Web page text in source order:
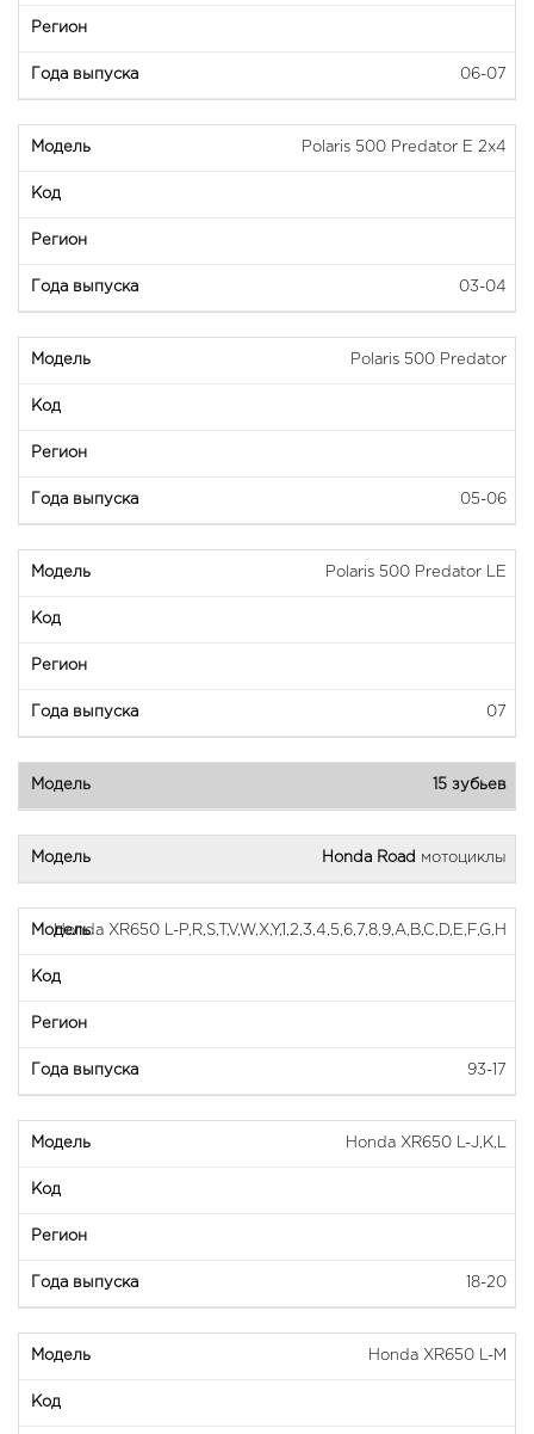
06-07
Polaris 500 Predator E 2x4
03-04
Polaris 500 Predator
05-06
Polaris 500 Predator LE
07
15 зубьев
Honda Road мотоциклы
Honda XR650 L-P,R,S,T,V,W,X,Y,1,2,3,4,5,6,7,8,9,A,B,C,D,E,F,G,H
93-17
Honda XR650 L-J,K,L
18-20
Honda XR650 L-M